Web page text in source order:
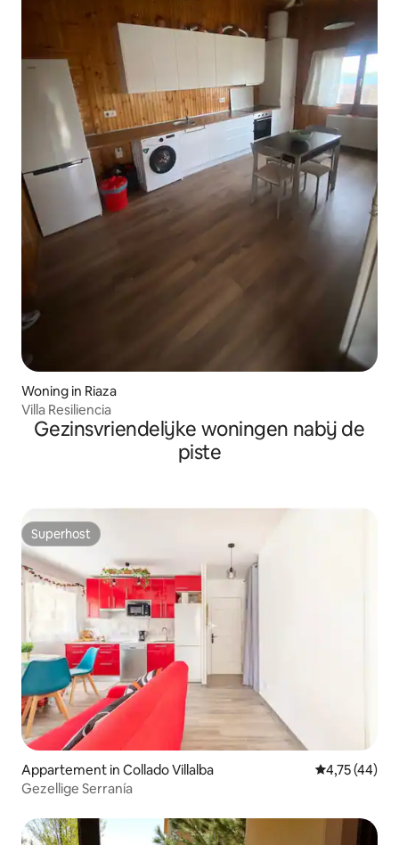
Woning in Riaza
Villa Resiliencia
Gezinsvriendelijke woningen nabij de
piste
Superhost
Superhost
Appartement in Collado Villalba Gemiddelde
4,75 (44)
Gezellige Serranía